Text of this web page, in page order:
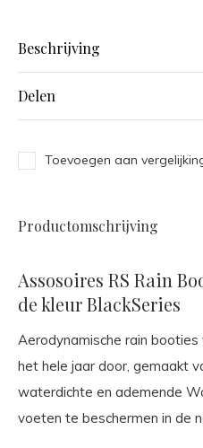
Beschrijving
Delen
Toevoegen aan
Productomschrijving
Assosoires RS Rain
de kleur BlackSeries
Aerodynamische rain
het hele jaar door, gemaakt
waterdichte en ademende
voeten te beschermen in de